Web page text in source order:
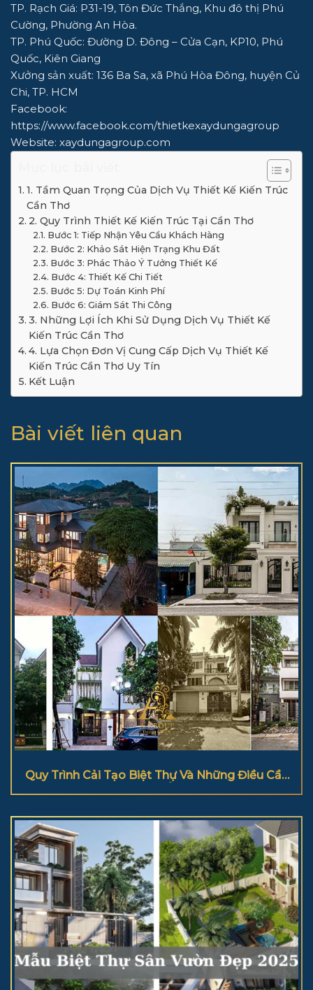
TP. Rạch Giá: P31-19, Tôn Đức Thắng, Khu đô thị Phú
Cường, Phường An Hòa.
TP. Phú Quốc: Đường D. Đông – Cửa Cạn, KP10, Phú
Quốc, Kiên Giang
Xưởng sản xuất: 136 Ba Sa, xã Phú Hòa Đông, huyện Củ
Chi, TP. HCM
Facebook:
https://www.facebook.com/thietkexaydungagroup
Website: xaydungagroup.com
1. Tầm Quan Trọng Của Dịch Vụ Thiết Kế Kiến Trúc
Cần Thơ
2. Quy Trình Thiết Kế Kiến Trúc Tại Cần Thơ
Bước 1: Tiếp Nhận Yêu Cầu Khách Hàng
Bước 2: Khảo Sát Hiện Trạng Khu Đất
Bước 3: Phác Thảo Ý Tưởng Thiết Kế
Bước 4: Thiết Kế Chi Tiết
Bước 5: Dự Toán Kinh Phí
Bước 6: Giám Sát Thi Công
3. Những Lợi Ích Khi Sử Dụng Dịch Vụ Thiết Kế
Kiến Trúc Cần Thơ
4. Lựa Chọn Đơn Vị Cung Cấp Dịch Vụ Thiết Kế
Kiến Trúc Cần Thơ Uy Tín
Kết Luận
Bài viết liên quan
Quy Trình Cải Tạo Biệt Thự Và Những Điều Cần